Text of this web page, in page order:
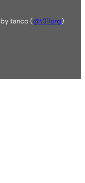
by tanco (@t011org)